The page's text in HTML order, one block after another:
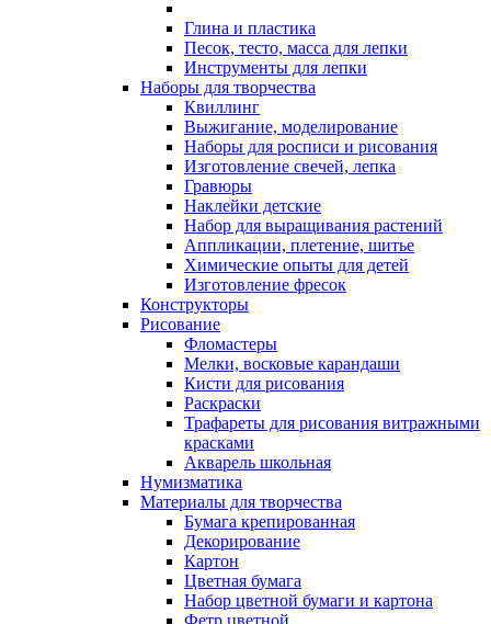
Глина и пластика
Песок, тесто, масса для лепки
Инструменты для лепки
Наборы для творчества
Квиллинг
Выжигание, моделирование
Наборы для росписи и рисования
Изготовление свечей, лепка
Гравюры
Наклейки детские
Набор для выращивания растений
Аппликации, плетение, шитье
Химические опыты для детей
Изготовление фресок
Конструкторы
Рисование
Фломастеры
Мелки, восковые карандаши
Кисти для рисования
Раскраски
Трафареты для рисования витражными
красками
Акварель школьная
Нумизматика
Материалы для творчества
Бумага крепированная
Декорирование
Картон
Цветная бумага
Набор цветной бумаги и картона